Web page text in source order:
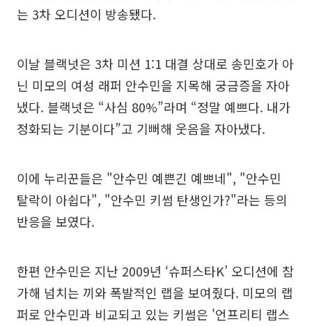
는 3차 오디션이 방송됐다.
이날 블랙넛은 3차 미션 1:1 대결 상대로 송민호가 아
닌 미모의 여성 래퍼 안수민을 지목해 궁금증을 자아
냈다. 블랙넛은 “사심 80%”라며 “정말 예쁘다. 내가
정화되는 기분이다”고 기뻐해 웃음을 자아냈다.
이에 누리꾼들은 "안수민 예쁜긴 예쁘네", "안수민
탈락이 아쉽다", "안수민 키썸 탄생인가?"라는 등의
반응을 보였다.
한편 안수민은 지난 2009년 ‘슈퍼스타K’ 오디션에 참
가해 넘치는 끼와 폭발적인 랩을 보여줬다. 미모의 랩
퍼로 안수민과 비교되고 있는 키썸은 '언프리티 랩스